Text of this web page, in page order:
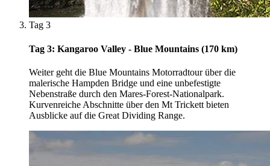
Tag 3
Tag 3: Kangaroo Valley - Blue Mountains (170 km)
Weiter geht die Blue Mountains Motorradtour über die
malerische Hampden Bridge und eine unbefestigte
Nebenstraße durch den Mares-Forest-Nationalpark.
Kurvenreiche Abschnitte über den Mt Trickett bieten
Ausblicke auf die Great Dividing Range.